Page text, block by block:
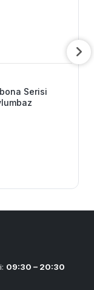
Serisi
09:30 – 20:30